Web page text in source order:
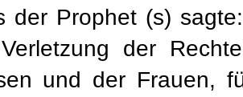
der Prophet (s)
der
und der Frauen,